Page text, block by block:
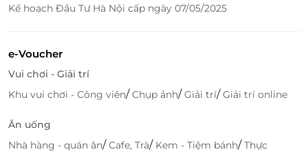
Kế hoạch Đầu Tư Hà Nội cấp ngày 07/05/2025
e-Voucher
Vui chơi - Giải trí
Khu vui chơi - Công viên/Chụp ảnh/Giải trí/Giải trí online
Ăn uống
Nhà hàng - quán ăn/Cafe, Trà/ Kem - Tiệm bánh/Thực